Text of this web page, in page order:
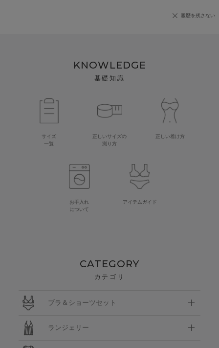
履歴を残さない
KNOWLEDGE
基礎知識
サイズ
一覧
正しいサイズの
測り方
正しい着け方
お手入れ
について
アイテムガイド
CATEGORY
カテゴリ
ブラ＆ショーツセット
ランジェリー